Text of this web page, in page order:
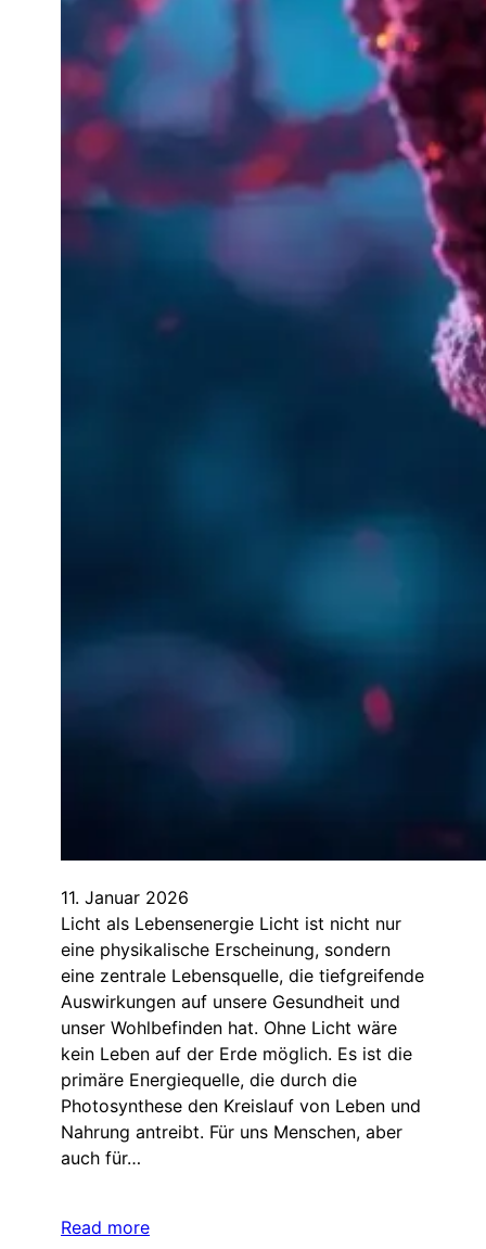
11. Januar 2026
Licht als Lebensenergie Licht ist nicht nur
eine physikalische Erscheinung, sondern
eine zentrale Lebensquelle, die tiefgreifende
Auswirkungen auf unsere Gesundheit und
unser Wohlbefinden hat. Ohne Licht wäre
kein Leben auf der Erde möglich. Es ist die
primäre Energiequelle, die durch die
Photosynthese den Kreislauf von Leben und
Nahrung antreibt. Für uns Menschen, aber
auch für…
Read more